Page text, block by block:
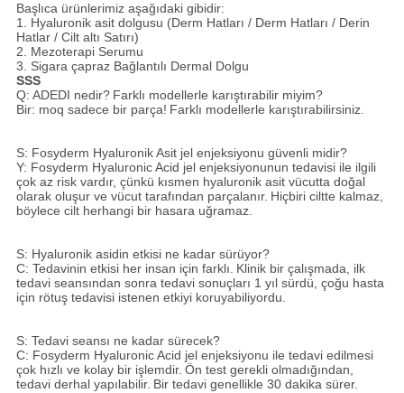
Başlıca ürünlerimiz aşağıdaki gibidir:
1. Hyaluronik asit dolgusu (Derm Hatları / Derm Hatları / Derin
Hatlar / Cilt altı Satırı)
2. Mezoterapi Serumu
3. Sigara çapraz Bağlantılı Dermal Dolgu
SSS
Q: ADEDI nedir? Farklı modellerle karıştırabilir miyim?
Bir: moq sadece bir parça! Farklı modellerle karıştırabilirsiniz.
S: Fosyderm Hyaluronik Asit jel enjeksiyonu güvenli midir?
Y: Fosyderm Hyaluronic Acid jel enjeksiyonunun tedavisi ile ilgili
çok az risk vardır, çünkü kısmen hyaluronik asit vücutta doğal
olarak oluşur ve vücut tarafından parçalanır. Hiçbiri ciltte kalmaz,
böylece cilt herhangi bir hasara uğramaz.
S: Hyaluronik asidin etkisi ne kadar sürüyor?
C: Tedavinin etkisi her insan için farklı. Klinik bir çalışmada, ilk
tedavi seansından sonra tedavi sonuçları 1 yıl sürdü, çoğu hasta
için rötuş tedavisi istenen etkiyi koruyabiliyordu.
S: Tedavi seansı ne kadar sürecek?
C: Fosyderm Hyaluronic Acid jel enjeksiyonu ile tedavi edilmesi
çok hızlı ve kolay bir işlemdir. Ön test gerekli olmadığından,
tedavi derhal yapılabilir. Bir tedavi genellikle 30 dakika sürer.